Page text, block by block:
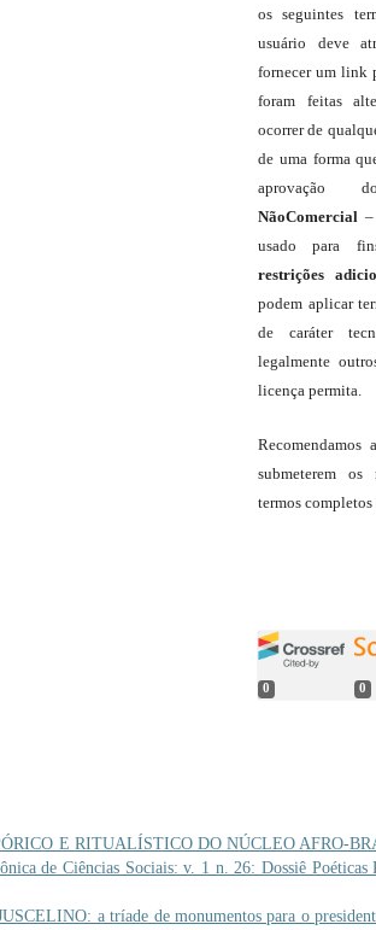
os seguintes
usuário deve
fornecer um link
foram feitas
ocorrer de
de uma forma
aprovação
NãoComercial
usado para
restrições
podem aplicar
de caráter
legalmente
licença permita.
Recomendamos
submeterem os
termos
0 0
E RITUALÍSTICO DO NÚCLEO AFRO-
de Ciências Sociais: v. 1 n. 26: Dossiê Poéticas
a tríade de monumentos para o